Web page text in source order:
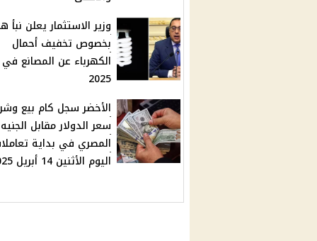
وزير الاستثمار يعلن نبأ
بخصوص تخفيف أحمال
الكهرباء عن المصانع
2025
الأخضر سجل كام بيع
سعر الدولار مقابل الجنيه
المصري في بداية
اليوم الأثنين 14 أبريل 2025